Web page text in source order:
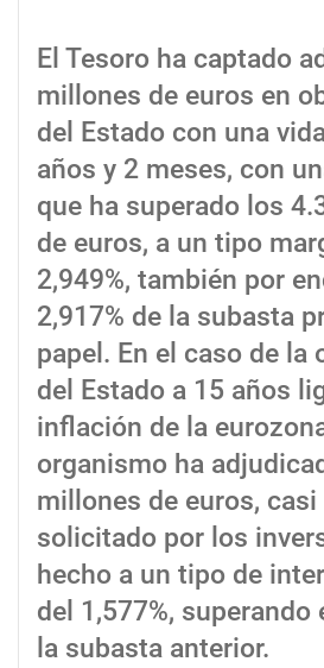
El Tesoro ha captado
millones de euros en
del Estado con una
años y 2 meses, con
que ha superado los
de euros, a un tipo
2,949%, también por
2,917% de la subasta
papel. En el caso de la
del Estado a 15 años
inflación de la
organismo ha
millones de euros,
solicitado por los
hecho a un tipo de
del 1,577%, superando
la subasta anterior.